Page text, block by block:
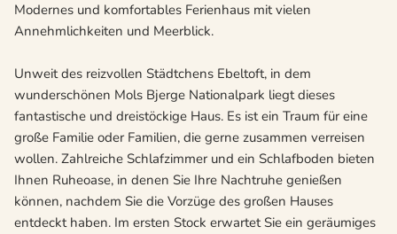
Modernes und komfortables Ferienhaus mit vielen
Annehmlichkeiten und Meerblick.
Unweit des reizvollen Städtchens Ebeltoft, in dem
wunderschönen Mols Bjerge Nationalpark liegt dieses
fantastische und dreistöckige Haus. Es ist ein Traum für eine
große Familie oder Familien, die gerne zusammen verreisen
wollen. Zahlreiche Schlafzimmer und ein Schlafboden bieten
Ihnen Ruheoase, in denen Sie Ihre Nachtruhe genießen
können, nachdem Sie die Vorzüge des großen Hauses
entdeckt haben. Im ersten Stock erwartet Sie ein geräumiges